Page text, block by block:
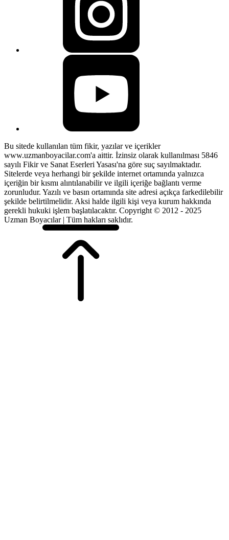
Bu sitede kullanılan tüm fikir, yazılar ve içerikler
www.uzmanboyacilar.com'a aittir. İzinsiz olarak kullanılması 5846
sayılı Fikir ve Sanat Eserleri Yasası'na göre suç sayılmaktadır.
Sitelerde veya herhangi bir şekilde internet ortamında yalnızca
içeriğin bir kısmı alıntılanabilir ve ilgili içeriğe bağlantı verme
zorunludur. Yazılı ve basın ortamında site adresi açıkça farkedilebilir
şekilde belirtilmelidir. Aksi halde ilgili kişi veya kurum hakkında
gerekli hukuki işlem başlatılacaktır. Copyright © 2012 - 2025
Uzman Boyacılar | Tüm hakları saklıdır.